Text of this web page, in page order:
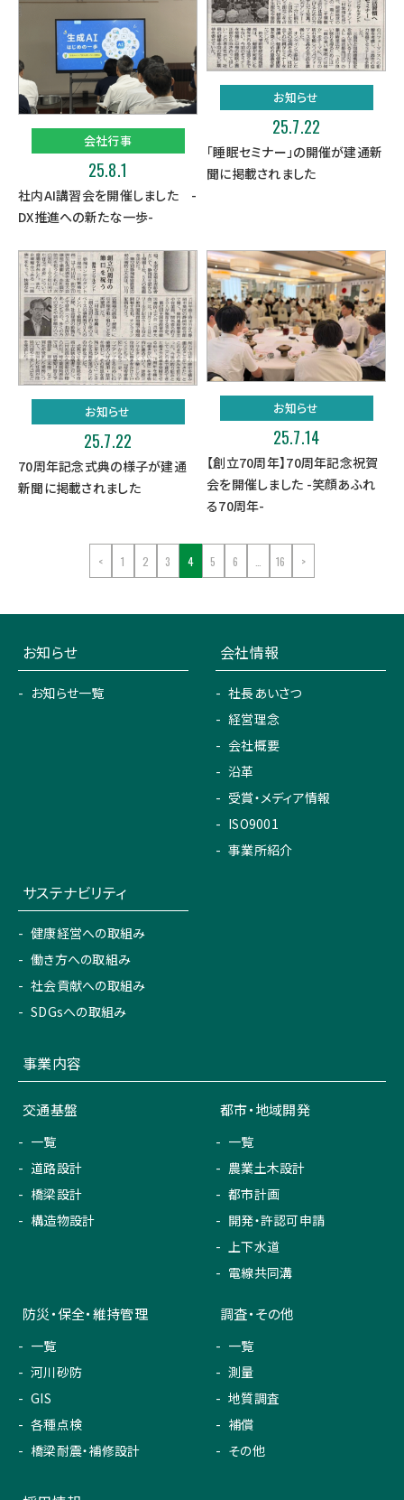
会社行事
25.8.1
社内AI講習会を開催しました -
DX推進への新たな一歩-
お知らせ
25.7.22
「睡眠セミナー」の開催が建通新
聞に掲載されました
お知らせ
25.7.22
70周年記念式典の様子が建通
新聞に掲載されました
お知らせ
25.7.14
【創立70周年】70周年記念祝賀
会を開催しました -笑顔あふれ
る70周年-
< 1 2 3 4 5 6 16 >
お知らせ
お知らせ一覧
会社情報
社長あいさつ
経営理念
会社概要
沿革
受賞・メディア情報
ISO9001
事業所紹介
サステナビリティ
健康経営への取組み
働き方への取組み
社会貢献への取組み
SDGsへの取組み
事業内容
交通基盤
一覧
道路設計
橋梁設計
構造物設計
都市・地域開発
一覧
農業土木設計
都市計画
開発・許認可申請
上下水道
電線共同溝
防災・保全・維持管理
一覧
河川砂防
GIS
各種点検
橋梁耐震・補修設計
調査・その他
一覧
測量
地質調査
補償
その他